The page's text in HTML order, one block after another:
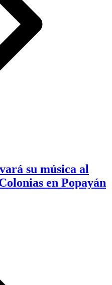
su música al
en Popayán